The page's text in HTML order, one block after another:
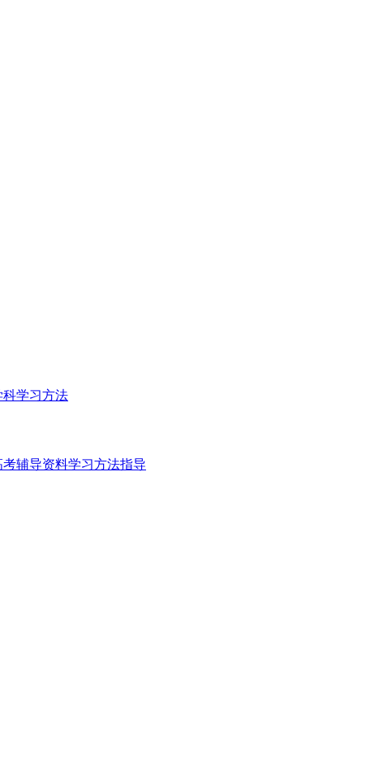
科学习方法
考辅导资料学习方法指导